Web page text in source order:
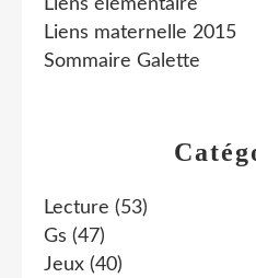
Lecture (53)
Gs (47)
Jeux (40)
Liens élémentaire
Liens maternelle 2015
Sommaire Galette